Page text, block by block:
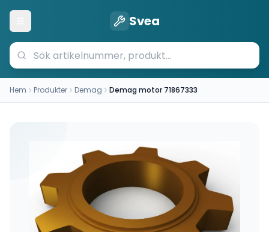
Öppna meny Svea
Hem Produkter Demag Demag motor 71867333